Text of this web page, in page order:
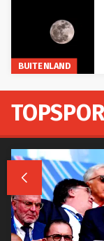
BUITENLAND
